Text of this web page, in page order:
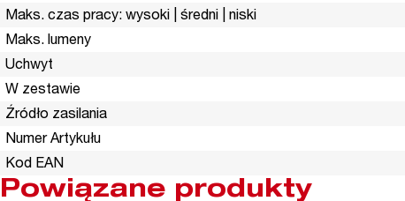
Maks. czas pracy: wysoki | średni | niski
Maks. lumeny
Uchwyt
W zestawie
Źródło zasilania
Numer Artykułu
Kod EAN
Powiązane produkty